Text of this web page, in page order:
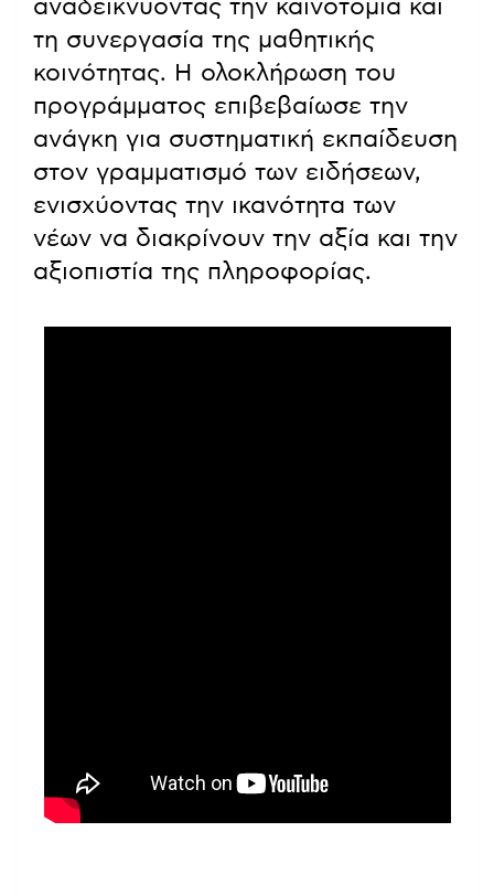
αναδεικνύοντας την καινοτομία και
τη συνεργασία της μαθητικής
κοινότητας. Η ολοκλήρωση του
προγράμματος επιβεβαίωσε την
ανάγκη για συστηματική εκπαίδευση
στον γραμματισμό των ειδήσεων,
ενισχύοντας την ικανότητα των
νέων να διακρίνουν την αξία και την
αξιοπιστία της πληροφορίας.